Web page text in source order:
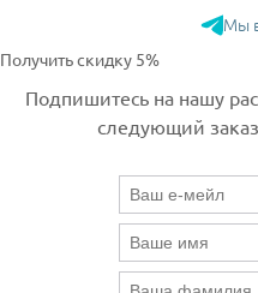
Мы
Получить скидку 5%
Подпишитесь на нашу
следующий заказ